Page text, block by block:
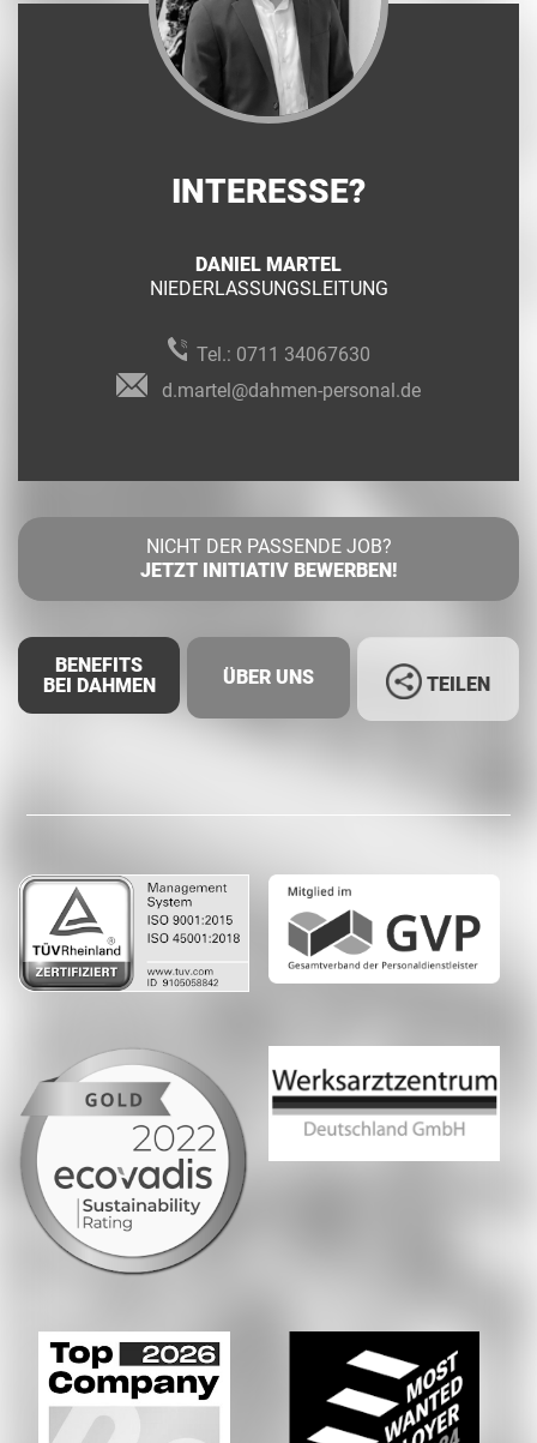
INTERESSE?
DANIEL MARTEL
NIEDERLASSUNGSLEITUNG
Tel.: 0711 34067630
d.martel@dahmen-personal.de
NICHT DER PASSENDE JOB?
JETZT INITIATIV BEWERBEN!
BENEFITS
BEI DAHMEN
ÜBER UNS
Whatsapp
TEILEN